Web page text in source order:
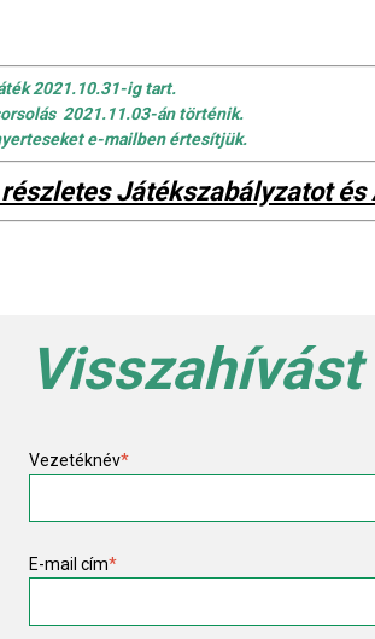
2021.10.31-ig tart.
2021.11.03-án történik.
e-mailben értesítjük.
Játékszabályzatot
Vezetéknév*
E-mail cím*